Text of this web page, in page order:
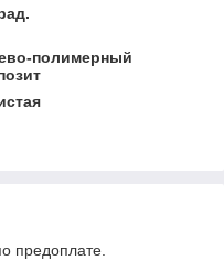
полимерный
предоплате.